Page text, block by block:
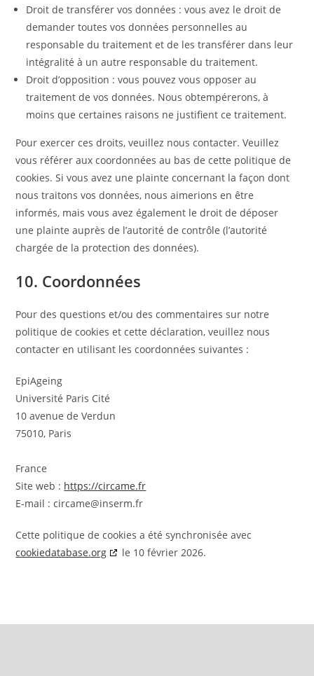
Droit de transférer vos données : vous avez le droit de
demander toutes vos données personnelles au
responsable du traitement et de les transférer dans leur
intégralité à un autre responsable du traitement.
Droit d’opposition : vous pouvez vous opposer au
traitement de vos données. Nous obtempérerons, à
moins que certaines raisons ne justifient ce traitement.
Pour exercer ces droits, veuillez nous contacter. Veuillez
vous référer aux coordonnées au bas de cette politique de
cookies. Si vous avez une plainte concernant la façon dont
nous traitons vos données, nous aimerions en être
informés, mais vous avez également le droit de déposer
une plainte auprès de l’autorité de contrôle (l’autorité
chargée de la protection des données).
10. Coordonnées
Pour des questions et/ou des commentaires sur notre
politique de cookies et cette déclaration, veuillez nous
contacter en utilisant les coordonnées suivantes :
EpiAgeing
Université Paris Cité
10 avenue de Verdun
75010, Paris
France
Site web : https://circame.fr
E-mail :rf.mresni@emacric
Cette politique de cookies a été synchronisée avec
cookiedatabase.org
le 10 février 2026.